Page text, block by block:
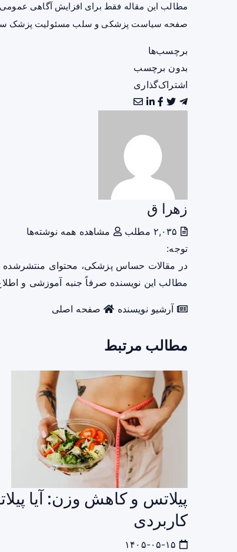
مطالب این مقاله فقط برای افزایش آگاهی
صفحه سیاست پزشکی و سلب مسئولیت پزشک
برچسب‌ها
بدون برچسب
اشتراک‌گذاری
زهرا ق
مشاهده همه نوشته‌ها
توجه:
در مقالات حساس پزشکی، محتوای منتشرشده
مطالب این نویسنده صرفاً جنبه آموزشی و
آرشیو نویسنده صفحه اصلی
مطالب مرتبط
پیلاتس و کاهش وزن: آیا
کاربردی